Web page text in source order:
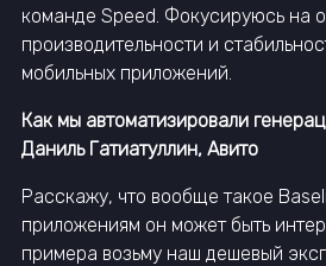
команде Speed. Фокусируюсь на
производительности и
мобильных приложений.
Как мы автоматизировали
Даниль Гатиатуллин, Авито
Расскажу, что вообще такое
приложениям он может быть
примера возьму наш дешевый